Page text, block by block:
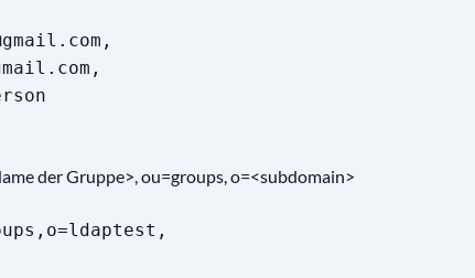
der Gruppe>, ou=groups, o=<subdomain>